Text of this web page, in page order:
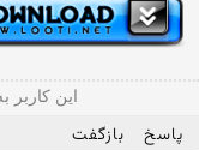
این
پاسخ بازگفت